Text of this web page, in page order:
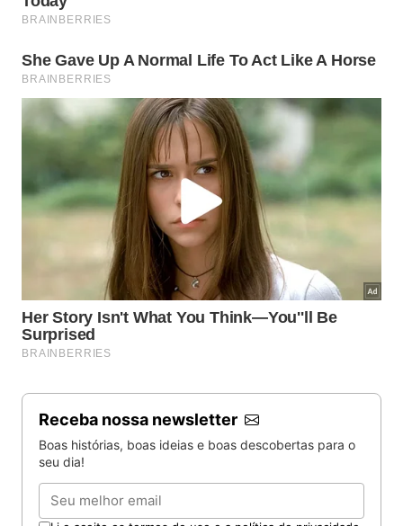
Receba nossa newsletter
Boas histórias, boas ideias e boas descobertas para o
seu dia!
Email